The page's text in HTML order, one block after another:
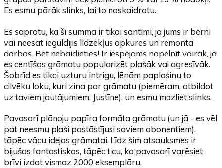
Es esmu pārāk slinks, lai to noskaidrotu.
Es saprotu, ka šī summa ir tikai santīmi, ja jums ir bērni
vai neesat ieguldījis līdzekļus apkures un remonta
darbos. Bet nebaidieties! Ir iespējams nopelnīt vairāk, ja
es centīšos grāmatu popularizēt plašāk vai agresīvāk.
Šobrīd es tikai uzturu intrigu, lēnām paplašinu to
cilvēku loku, kuri zina par grāmatu (piemēram, atbildot
uz taviem jautājumiem, Justīne), un esmu mazliet slinks.
Pavasarī plānoju papīra formāta grāmatu (un jā - es vēl
pat neesmu plaši pastāstījusi saviem abonentiem),
tāpēc vācu idejas grāmatai. Līdz šim atsauksmes ir
bijušas fantastiskas, tāpēc ticu, ka pavasarī varēsiet
brīvi izdot vismaz 2000 eksemplāru.